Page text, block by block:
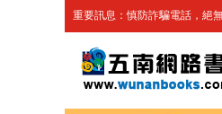
重要訊息：慎防詐騙電話，絕